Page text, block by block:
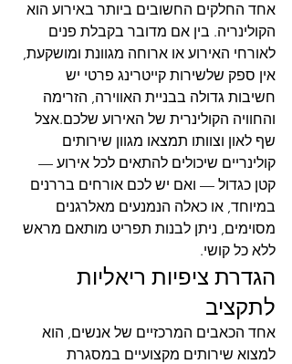
אחד החלקים החשובים ביותר באירוע הוא
הקולינריה. בין אם מדובר בקבלת פנים
לאורחי האירוע או ארוחה מגוונת ומושקעת,
אין ספק שלשירות קייטרינג פרטי יש
חשיבות גדולה בבניית האווירה, הזרימה
והחוויה הקולינרית של האירוע שלכם.אצל
שף לאון וצוותו תמצאו מגוון שירותים
קולינריים שיכולים להתאים לכל אירוע —
קטן כגדול — ואם יש לכם אורחים בררנים
במיוחד, או כאלה הנמנעים מאלרגנים
מסוימים, ניתן לבנות תפריט מותאם מראש
ללא כל קושי.
הגדרת ציפיות ריאליות
לתקציב
אחד הכאבים המרכזיים של אנשים, הוא
למצוא שירותים מקצועיים במסגרת